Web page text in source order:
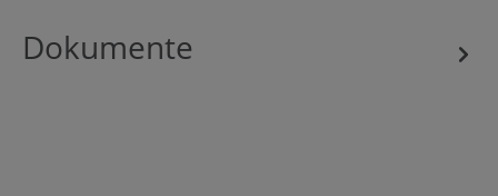
Dokumente